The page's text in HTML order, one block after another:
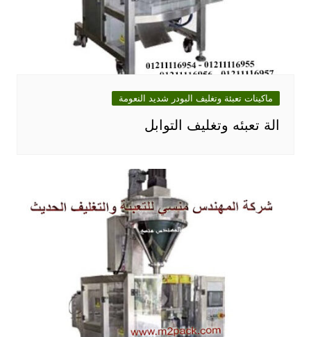
ماكينات تعبئة وتغليف البودر شديد النعومة
الة تعبئه وتغليف التوابل